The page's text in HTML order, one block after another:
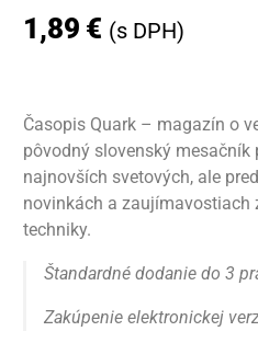
1,89 € (s DPH)
Časopis Quark – magazín o
pôvodný slovenský
najnovších svetových, ale
novinkách a zaujímavostiach
techniky.
Štandardné dodanie do 3
Zakúpenie elektronickej